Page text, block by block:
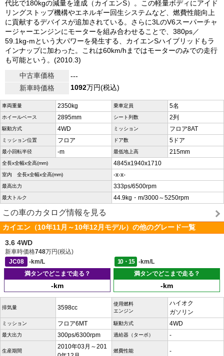
代比で180kgの減量を達成（カイエンS）。この軽量ボディにアイド
リングストップ機構やエネルギー回生システムなど、燃費性能向上
に貢献するデバイスが追加されている。さらに3LのV6スーパーチャ
ージャーエンジンにモーターを組み合わせることで、380ps／
59.1kg-mという大パワーを発生する、カイエンSハイブリッドもラ
インナップに加わった。これは60km/hまではモーターのみでの走行
も可能という。(2010.3)
中古車価格
---
新車時価格
1092万円(税込)
車両重量 2350kg 乗車定員 5名
ホイールベース 2895mm シート列数 2列
駆動方式 4WD ミッション フロア8AT
ミッション位置 フロア ドア数 5ドア
最小回転半径 -m 最低地上高 215mm
全長x全幅x全高(mm) 4845x1940x1710
室内 全長x全幅x全高(mm) -x-x-
最高出力 333ps/6500rpm
最大トルク 44.9kg・m/3000～5250rpm
この車のカタログ情報を見る
カイエン（10年11月～10年12月モデル）の他のグレード一覧
3.6 4WD
新車時価格748万円(税込)
JC08
-km/L 10・15
-km/L
満タンでどこまで走る？
-km
満タンでどこまで走る？
-km
排気量 3598cc
使用燃料
エンジン
ハイオク
ガソリン
ミッション フロア6MT 駆動方式 4WD
最大出力 300ps/6300rpm 過給器（ターボ） -
生産期間
2010年03月～201
燃費性能 -